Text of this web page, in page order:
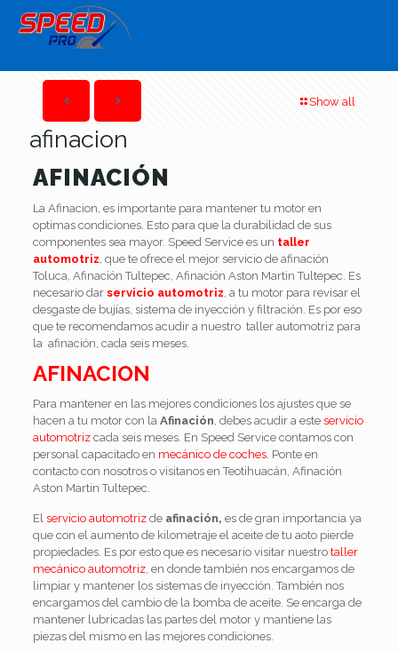
Show all
afinacion
AFINACIÓN
La Afinacion, es importante para mantener tu motor en
optimas condiciones. Esto para que la durabilidad de sus
componentes sea mayor. Speed Service es un taller
automotriz, que te ofrece el mejor servicio de afinación
Toluca, Afinación Tultepec, Afinación Aston Martin Tultepec. Es
necesario dar servicio automotriz, a tu motor para revisar el
desgaste de bujías, sistema de inyección y filtración. Es por eso
que te recomendamos acudir a nuestro taller automotriz para
la afinación, cada seis meses.
AFINACION
Para mantener en las mejores condiciones los ajustes que se
hacen a tu motor con la Afinación, debes acudir a este servicio
automotrizcada seis meses. En Speed Service contamos con
personal capacitado en mecánico de coches. Ponte en
contacto con nosotros o visitanos en Teotihuacán, Afinación
Aston Martin Tultepec.
El servicio automotrizde afinación, es de gran importancia ya
que con el aumento de kilometraje el aceite de tu aoto pierde
propiedades. Es por esto que es necesario visitar nuestro taller
mecánico automotriz, en donde también nos encargamos de
limpiar y mantener los sistemas de inyección. También nos
encargamos del cambio de la bomba de aceite. Se encarga de
mantener lubricadas las partes del motor y mantiene las
piezas del mismo en las mejores condiciones.